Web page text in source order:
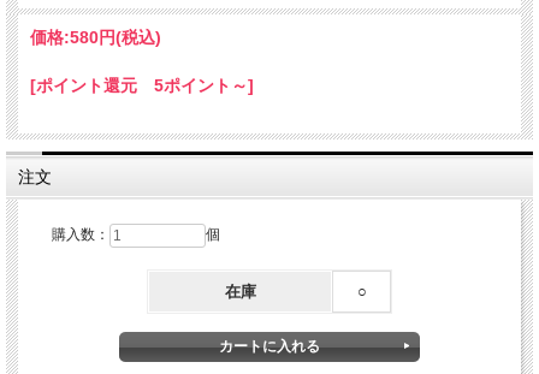
価格:580円(税込)
[ポイント還元 5ポイント～]
注文
購入数： 個
在庫 ○